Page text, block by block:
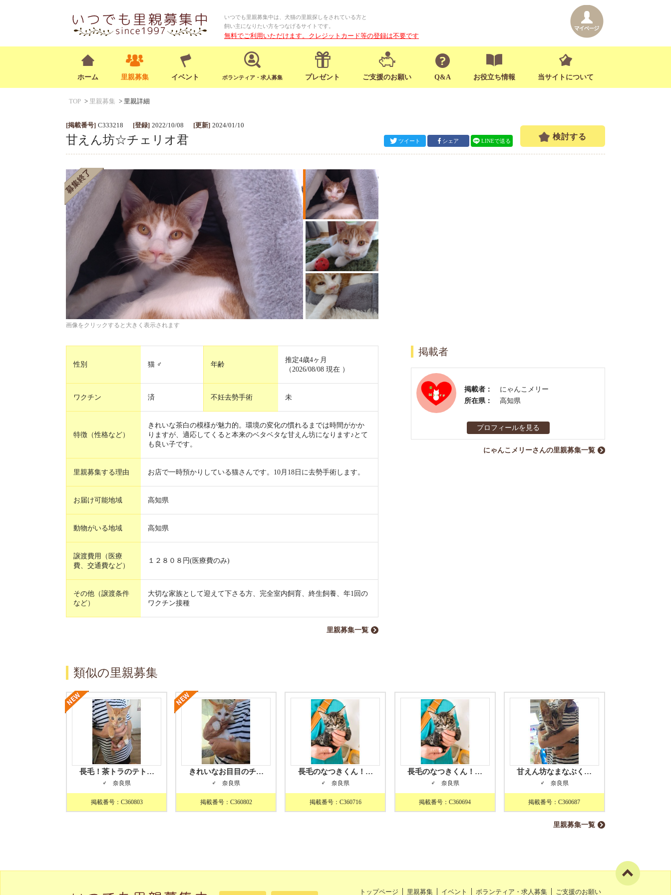
いつでも里親募集中は、犬猫の里親探しをされている方と
飼い主になりたい方をつなげるサイトです。
無料でご利用いただけます。クレジットカード等の登録は不要です
ホーム 里親募集 イベント ボランティア・求人募集 プレゼント ご支援のお願い Q&A お役立ち情報 当サイトについて
TOP 里親募集 里親詳細
[掲載番号] C333218 [登録] 2022/10/08 [更新] 2024/01/10
甘えん坊☆チェリオ君 ツイート シェア LINEで送る
検討する
画像をクリックすると大きく表示されます
性別 猫 ♂ 年齢
推定4歳4ヶ月
（2026/08/08 現在 ）
ワクチン 済 不妊去勢手術 未
特徴（性格など）
きれいな茶白の模様が魅力的。環境の変化の慣れるまでは時間がかか
りますが、適応してくると本来のベタベタな甘えん坊になります♪とて
も良い子です。
里親募集する理由 お店で一時預かりしている猫さんです。10月18日に去勢手術します。
お届け可能地域 高知県
動物がいる地域 高知県
譲渡費用（医療
費、交通費など）
１２８０８円(医療費のみ)
その他（譲渡条件
など）
大切な家族として迎えて下さる方、完全室内飼育、終生飼養、年1回の
ワクチン接種
里親募集一覧
掲載者
掲載者：
にゃんこメリー
所在県：
高知県
プロフィールを見る
にゃんこメリーさんの里親募集一覧
類似の里親募集
長毛！茶トラのテト…
♂ 奈良県
掲載番号：C360803
きれいなお目目のチ…
♂ 奈良県
掲載番号：C360802
長毛のなつきくん！…
♂ 奈良県
掲載番号：C360716
長毛のなつきくん！…
♂ 奈良県
掲載番号：C360694
甘えん坊なまなぶく…
♂ 奈良県
掲載番号：C360687
里親募集一覧
トップページ 里親募集 イベント ボランティア・求人募集 ご支援のお願い